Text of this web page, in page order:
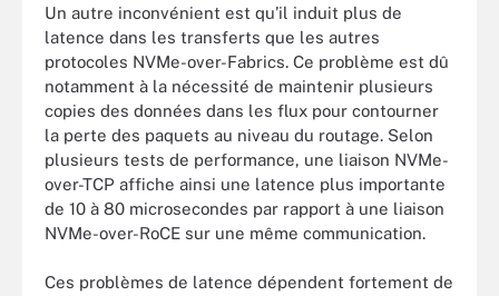
Un autre inconvénient est qu’il induit plus de
latence dans les transferts que les autres
protocoles NVMe-over-Fabrics. Ce problème est dû
notamment à la nécessité de maintenir plusieurs
copies des données dans les flux pour contourner
la perte des paquets au niveau du routage. Selon
plusieurs tests de performance, une liaison NVMe-
over-TCP affiche ainsi une latence plus importante
de 10 à 80 microsecondes par rapport à une liaison
NVMe-over-RoCE sur une même communication.
Ces problèmes de latence dépendent fortement de